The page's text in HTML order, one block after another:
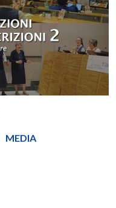
MEDIA